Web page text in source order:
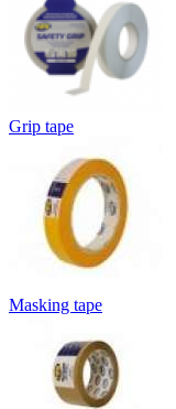
Grip tape
Masking tape